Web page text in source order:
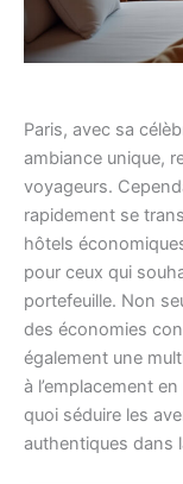
Paris, avec sa
ambiance unique,
voyageurs.
rapidement se
hôtels
pour ceux qui
portefeuille. Non
des économies
également une
à l’emplacement
quoi séduire les
authentiques dans